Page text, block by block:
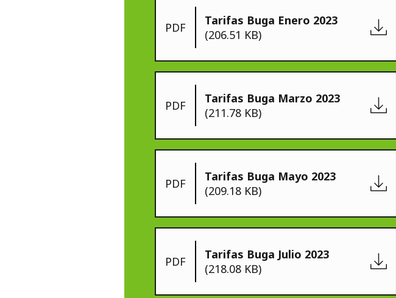
PDF
Tarifas Buga Enero 2023
(206.51 KB)
PDF
Tarifas Buga Marzo 2023
(211.78 KB)
PDF
Tarifas Buga Mayo 2023
(209.18 KB)
PDF
Tarifas Buga Julio 2023
(218.08 KB)